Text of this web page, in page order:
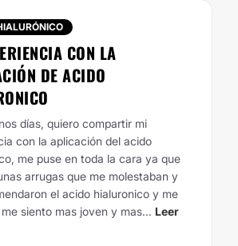
CON LA
DE ACIDO
días, quiero compartir mi
con la aplicación del acido
me puse en toda la cara ya que
arrugas que me molestaban y
el acido hialuronico y me
siento mas joven y mas... Leer